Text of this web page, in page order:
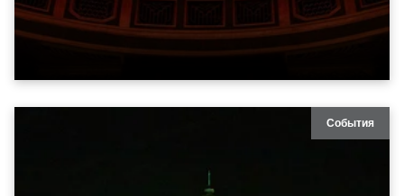
События